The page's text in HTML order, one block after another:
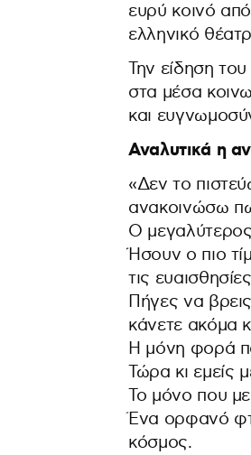
ευρύ κοινό
ελληνικό
Την είδηση
στα μέσα
και
Αναλυτικά η
«Δεν το
ανακοινώσω
Ο
Ήσουν ο πιο
τις
Πήγες να
κάνετε ακόμα
Η μόνη φορά
Τώρα κι εμείς
Το μόνο που με
Ένα ορφανό
κόσμος.